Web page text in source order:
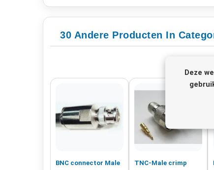
Deze
30 Andere Producten In
BNC connector Male
TNC-Male crimp